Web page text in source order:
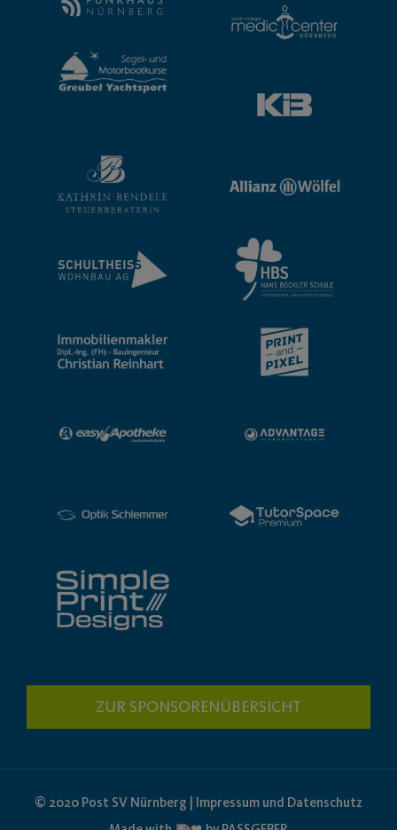
ZUR SPONSORENÜBERSICHT
© 2020 Post SV Nürnberg | Impressum und Datenschutz